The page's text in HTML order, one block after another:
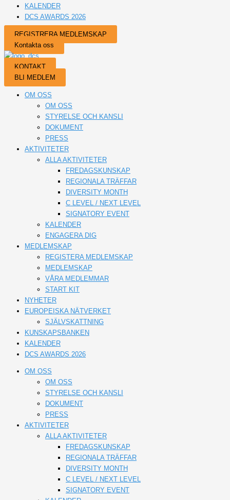
KALENDER
DCS AWARDS 2026
REGISTRERA MEDLEMSKAP
Kontakta oss
KONTAKT
BLI MEDLEM
OM OSS
OM OSS
STYRELSE OCH KANSLI
DOKUMENT
PRESS
AKTIVITETER
ALLA AKTIVITETER
FREDAGSKUNSKAP
REGIONALA TRÄFFAR
DIVERSITY MONTH
C LEVEL / NEXT LEVEL
SIGNATORY EVENT
KALENDER
ENGAGERA DIG
MEDLEMSKAP
REGISTERA MEDLEMSKAP
MEDLEMSKAP
VÅRA MEDLEMMAR
START KIT
NYHETER
EUROPEISKA NÄTVERKET
SJÄLVSKATTNING
KUNSKAPSBANKEN
KALENDER
DCS AWARDS 2026
OM OSS
OM OSS
STYRELSE OCH KANSLI
DOKUMENT
PRESS
AKTIVITETER
ALLA AKTIVITETER
FREDAGSKUNSKAP
REGIONALA TRÄFFAR
DIVERSITY MONTH
C LEVEL / NEXT LEVEL
SIGNATORY EVENT